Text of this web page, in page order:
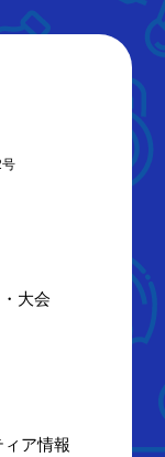
大会
ィア情報